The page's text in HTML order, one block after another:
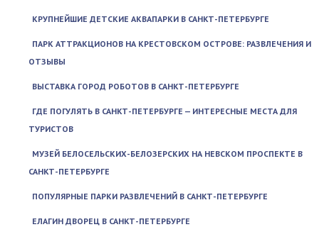
КРУПНЕЙШИЕ ДЕТСКИЕ АКВАПАРКИ В САНКТ-ПЕТЕРБУРГЕ
ПАРК АТТРАКЦИОНОВ НА КРЕСТОВСКОМ ОСТРОВЕ: РАЗВЛЕЧЕНИЯ И
ОТЗЫВЫ
ВЫСТАВКА ГОРОД РОБОТОВ В САНКТ-ПЕТЕРБУРГЕ
ГДЕ ПОГУЛЯТЬ В САНКТ-ПЕТЕРБУРГЕ — ИНТЕРЕСНЫЕ МЕСТА ДЛЯ
ТУРИСТОВ
МУЗЕЙ БЕЛОСЕЛЬСКИХ-БЕЛОЗЕРСКИХ НА НЕВСКОМ ПРОСПЕКТЕ В
САНКТ-ПЕТЕРБУРГЕ
ПОПУЛЯРНЫЕ ПАРКИ РАЗВЛЕЧЕНИЙ В САНКТ-ПЕТЕРБУРГЕ
ЕЛАГИН ДВОРЕЦ В САНКТ-ПЕТЕРБУРГЕ